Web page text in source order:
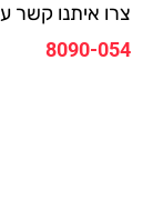
איתנו קשר
8090-